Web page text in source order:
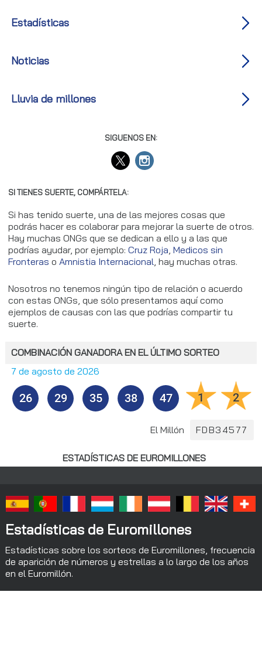
ESTADÍSTICAS DE EUROMILLONES
Estadísticas de Euromillones
Estadísticas sobre los sorteos de Euromillones, frecuencia
de aparición de números y estrellas a lo largo de los años
en el Euromillón.
Estadísticas
Noticias
Lluvia de millones
SIGUENOS EN:
SI TIENES SUERTE, COMPÁRTELA:
Si has tenido suerte, una de las mejores cosas que
podrás hacer es colaborar para mejorar la suerte de otros.
Hay muchas ONGs que se dedican a ello y a las que
podrías ayudar, por ejemplo: Cruz Roja, Medicos sin
Fronteras o Amnistia Internacional, hay muchas otras.
Nosotros no tenemos ningún tipo de relación o acuerdo
con estas ONGs, que sólo presentamos aquí como
ejemplos de causas con las que podrías compartir tu
suerte.
COMBINACIÓN GANADORA EN EL ÚLTIMO SORTEO
7 de agosto de 2026
26 29 35 38 47 1 2
El Millón FDB34577